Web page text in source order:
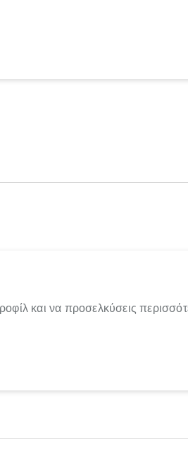
και να προσελκύσεις